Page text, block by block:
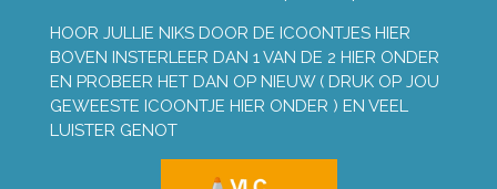
HOOR JULLIE NIKS DOOR DE ICOONTJES HIER
BOVEN INSTERLEER DAN 1 VAN DE 2 HIER ONDER
EN PROBEER HET DAN OP NIEUW ( DRUK OP JOU
GEWEESTE ICOONTJE HIER ONDER ) EN VEEL
LUISTER GENOT